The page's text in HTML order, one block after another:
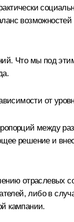
Что мы под
от
между
решение и
отраслевых
либо в
кампании.